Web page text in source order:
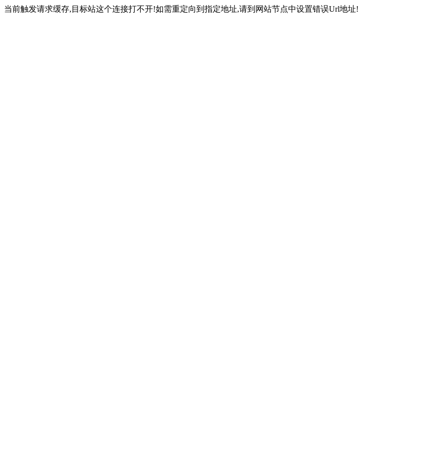
当前触发请求缓存,目标站这个连接打不开!如需重定向到指定地址,请到网站节点中设置错误Url地址!